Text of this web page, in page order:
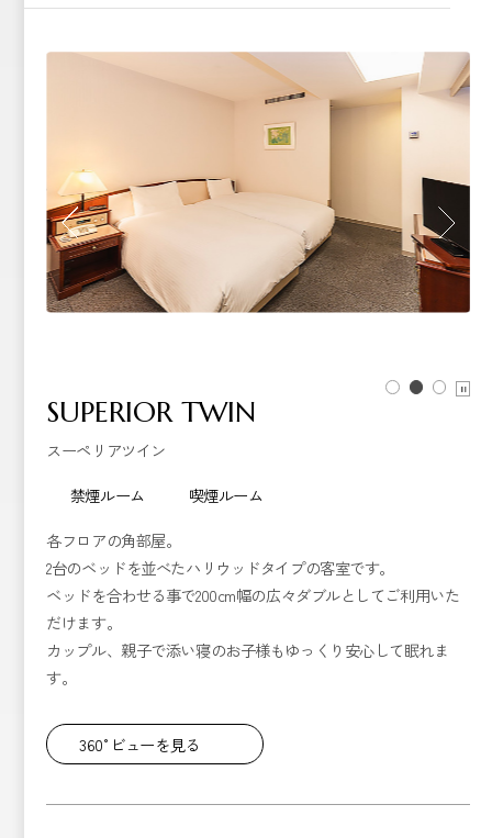
SUPERIOR TWIN
スーペリアツイン
禁煙ルーム
喫煙ルーム
各フロアの角部屋。
2台のベッドを並べたハリウッドタイプの客室です。
ベッドを合わせる事で200cm幅の広々ダブルとしてご利用いた
だけます。
カップル、親子で添い寝のお子様もゆっくり安心して眠れま
す。
360°ビューを見る